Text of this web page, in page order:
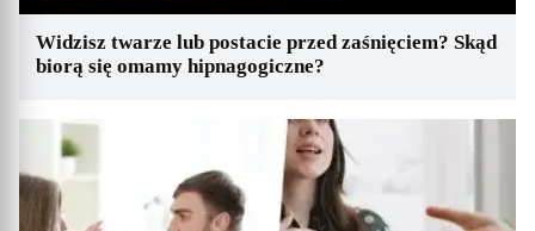
Widzisz twarze lub postacie przed zaśnięciem? Skąd
biorą się omamy hipnagogiczne?